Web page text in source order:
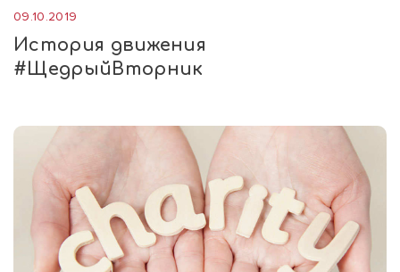
09.10.2019
История движения
#ЩедрыйВторник